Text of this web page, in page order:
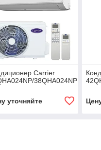
Carrier
38QHA024NP
уточняйте